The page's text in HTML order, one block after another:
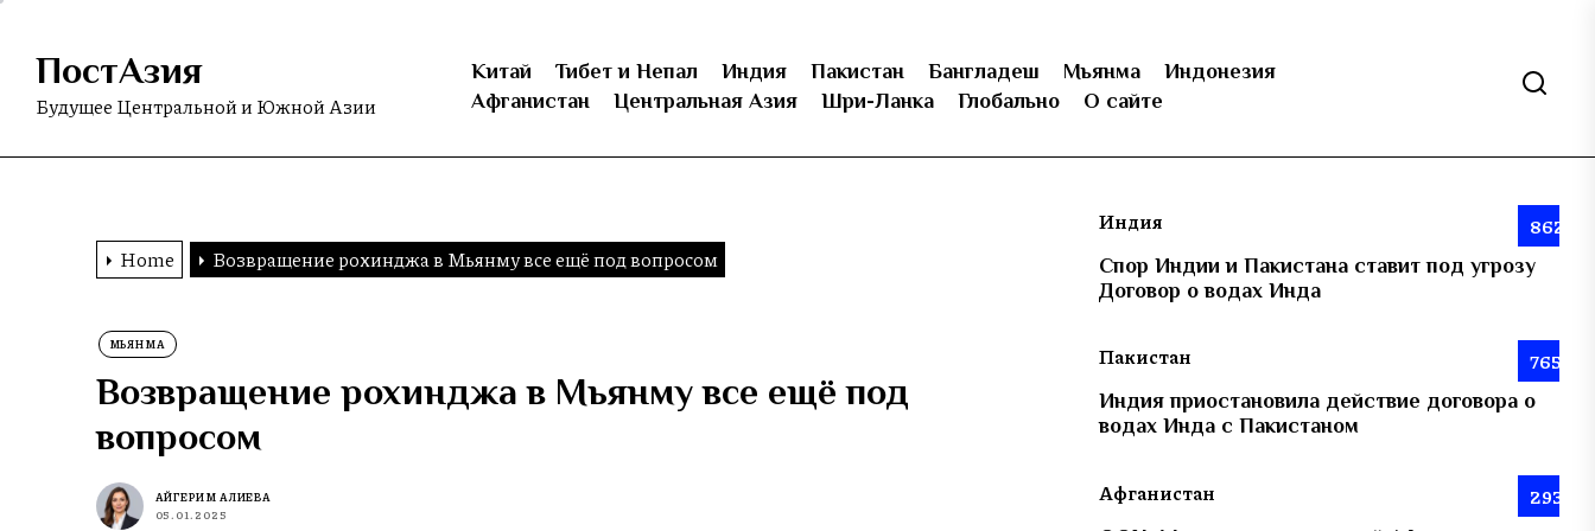
Skip
content
ПостАзия
Будущее Центральной и Южной Азии
Китай Тибет и Непал Индия Пакистан Бангладеш Мьянма
Индонезия
Афганистан
Центральная Азия Шри-Ланка Глобально О сайте
Home Возвращение рохинджа в Мьянму все ещё под вопросом
МЬЯНМА
Возвращение рохинджа в Мьянму все ещё под
вопросом
АЙГЕРИМ АЛИЕВА
05.01.2025
Индия 862
Спор Индии и Пакистана ставит под угрозу
Договор о водах Инда
Пакистан 765
Индия приостановила действие договора о
водах Инда с Пакистаном
Афганистан 293